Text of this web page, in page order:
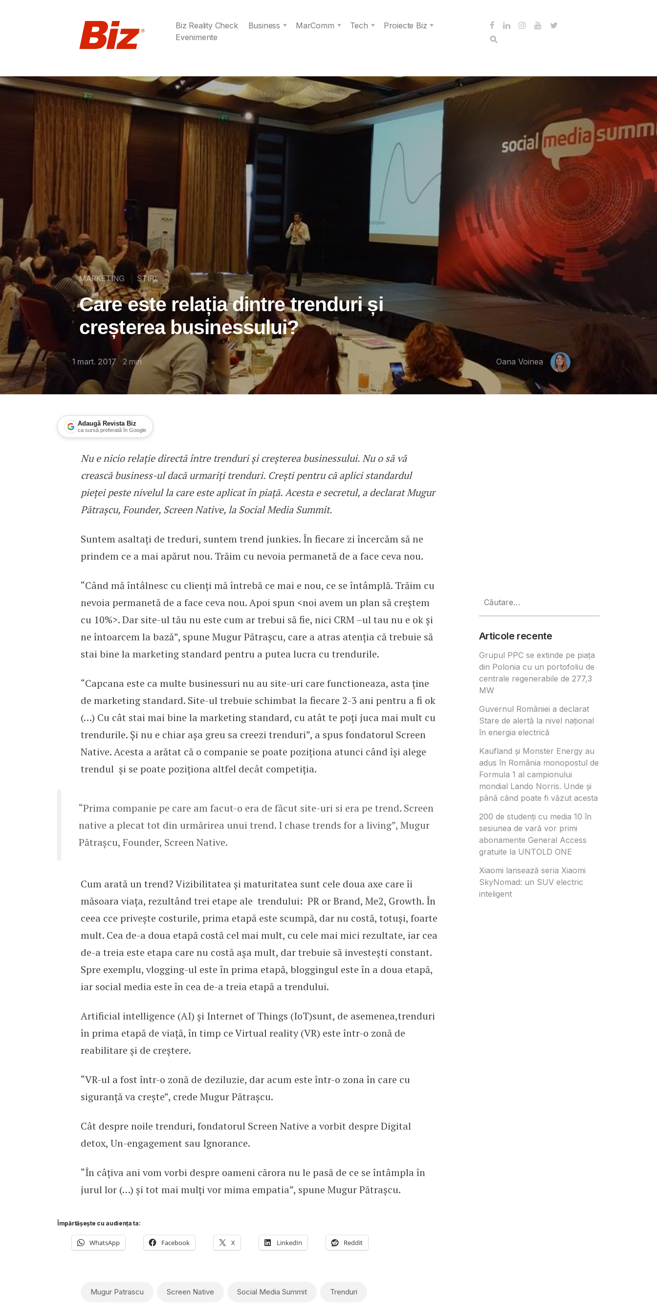
Biz Reality Check Business MarComm Tech
Proiecte Biz
Evenimente
MARKETING STIRI
Care este relația dintre trenduri și
creșterea businessului?
1 mart. 2017 2 min Oana Voinea
Adaugă Revista Biz
ca sursă preferată în Google
Care este relația dintre trenduri și creșterea businessului?
Nu e nicio relație directă între trenduri și creșterea businessului. Nu o să vă
crească business-ul dacă urmariți trenduri. Crești pentru că aplici standardul
pieței peste nivelul la care este aplicat în piață. Acesta e secretul, a declarat Mugur
Pătraşcu, Founder, Screen Native, la Social Media Summit.
Suntem asaltați de treduri, suntem trend junkies. În fiecare zi încercăm să ne
prindem ce a mai apărut nou. Trăim cu nevoia permanetă de a face ceva nou.
“Când mă întâlnesc cu clienți mă întrebă ce mai e nou, ce se întâmplă. Trăim cu
nevoia permanetă de a face ceva nou. Apoi spun <noi avem un plan să creștem
cu 10%>. Dar site-ul tău nu este cum ar trebui să fie, nici CRM –ul tau nu e ok și
ne întoarcem la bază”, spune Mugur Pătraşcu, care a atras atenția că trebuie să
stai bine la marketing standard pentru a putea lucra cu trendurile.
“Capcana este ca multe businessuri nu au site-uri care functioneaza, asta ține
de marketing standard. Site-ul trebuie schimbat la fiecare 2-3 ani pentru a fi ok
(…) Cu cât stai mai bine la marketing standard, cu atât te poți juca mai mult cu
trendurile. Și nu e chiar așa greu sa creezi trenduri”, a spus fondatorul Screen
Native. Acesta a arătat că o companie se poate poziționa atunci când își alege
trendul și se poate poziționa altfel decât competiția.
“Prima companie pe care am facut-o era de făcut site-uri si era pe trend. Screen
native a plecat tot din urmărirea unui trend. I chase trends for a living”, Mugur
Pătraşcu, Founder, Screen Native.
Cum arată un trend? Vizibilitatea și maturitatea sunt cele doua axe care îi
măsoara viața, rezultând trei etape ale trendului: PR or Brand, Me2, Growth. În
ceea cce privește costurile, prima etapă este scumpă, dar nu costă, totuși, foarte
mult. Cea de-a doua etapă costă cel mai mult, cu cele mai mici rezultate, iar cea
de-a treia este etapa care nu costă așa mult, dar trebuie să investești constant.
Spre exemplu, vlogging-ul este în prima etapă, bloggingul este în a doua etapă,
iar social media este în cea de-a treia etapă a trendului.
Artificial intelligence (AI) și Internet of Things (IoT)sunt, de asemenea,trenduri
în prima etapă de viață, în timp ce Virtual reality (VR) este într-o zonă de
reabilitare și de creștere.
“VR-ul a fost într-o zonă de deziluzie, dar acum este într-o zona în care cu
siguranță va crește”, crede Mugur Pătrașcu.
Cât despre noile trenduri, fondatorul Screen Native a vorbit despre Digital
detox, Un-engagement sau Ignorance.
“În câțiva ani vom vorbi despre oameni cărora nu le pasă de ce se întâmpla în
jurul lor (…) și tot mai mulți vor mima empatia”, spune Mugur Pătrașcu.
Împărtășește cu audiența ta:
WhatsApp Facebook X LinkedIn Reddit
Mugur Patrascu Screen Native Social Media Summit Trenduri
după:
Articole recente
Grupul PPC se extinde pe piața
din Polonia cu un portofoliu de
centrale regenerabile de 277,3
MW
Guvernul României a declarat
Stare de alertă la nivel național
în energia electrică
Kaufland și Monster Energy au
adus în România monopostul de
Formula 1 al campionului
mondial Lando Norris. Unde și
până când poate fi văzut acesta
200 de studenți cu media 10 în
sesiunea de vară vor primi
abonamente General Access
gratuite la UNTOLD ONE
Xiaomi lansează seria Xiaomi
SkyNomad: un SUV electric
inteligent